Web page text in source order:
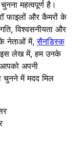
महत्वपूर्ण है।
फाइलों और कैमरों के
विश्वसनीयता और
के नेताओं में,सैनडिस्क
इस लेख में, हम उनके
आपको अपनी
में मदद मिल